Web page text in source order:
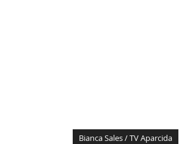
Bianca Sales / TV Aparcida